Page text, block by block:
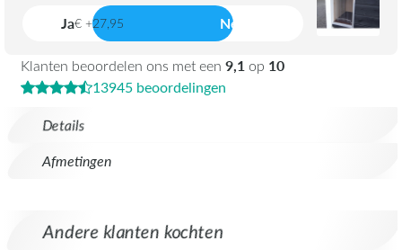
Details
Afmetingen
Klanten beoordelen ons met een 9,1 op 10
13945 beoordelingen
Ja€ +27,95 Nee
Andere klanten kochten